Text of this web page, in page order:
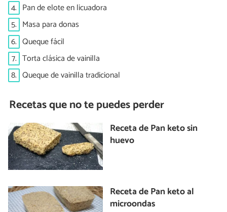
4. Pan de elote en licuadora
5. Masa para donas
6. Queque fácil
7. Torta clásica de vainilla
8. Queque de vainilla tradicional
Recetas que no te puedes perder
Receta de Pan keto sin
huevo
Receta de Pan keto al
microondas